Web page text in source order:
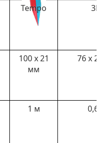
Tempo 3M
100 х 21
мм
76 х
1 м 0,6